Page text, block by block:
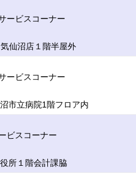
ービスコーナー
仙沼店１階半屋外
ービスコーナー
市立病院1階フロア内
ビスコーナー
所１階会計課脇